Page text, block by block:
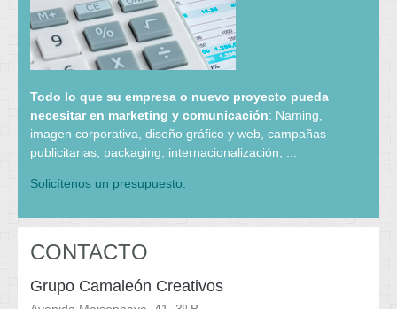
Todo lo que su empresa o nuevo proyecto pueda
necesitar en marketing y comunicación: Naming,
imagen corporativa, diseño gráfico y web, campañas
publicitarias, packaging, internacionalización, ...
Solicítenos un presupuesto.
CONTACTO
Grupo Camaleón Creativos